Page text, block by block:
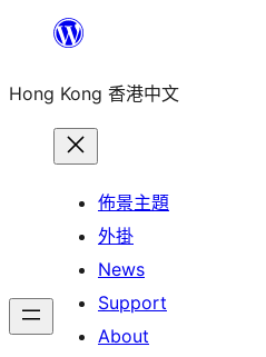
主
Hong Kong 香港中文
佈景主題
外掛
News
Support
About